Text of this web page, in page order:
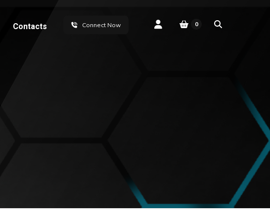
Contacts Connect Now 0